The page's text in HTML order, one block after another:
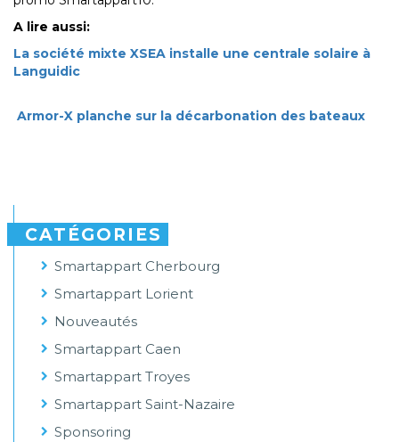
A lire aussi:
La société mixte XSEA installe une centrale solaire à
Languidic
Armor-X planche sur la décarbonation des bateaux
CATÉGORIES
Smartappart Cherbourg
Smartappart Lorient
Nouveautés
Smartappart Caen
Smartappart Troyes
Smartappart Saint-Nazaire
Sponsoring